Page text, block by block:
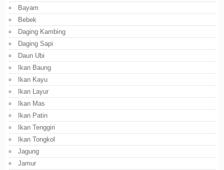
Bayam
Bebek
Daging Kambing
Daging Sapi
Daun Ubi
Ikan Baung
Ikan Kayu
Ikan Layur
Ikan Mas
Ikan Patin
Ikan Tenggiri
Ikan Tongkol
Jagung
Jamur